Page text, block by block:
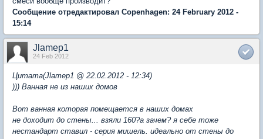
Сообщение отредактировал Copenhagen: 24 February 2012 -
15:14
Jlamep1
24 Feb 2012
Цитата(Jlamep1 @ 22.02.2012 - 12:34)
))) Ванная не из наших домов
Вот ванная которая помещается в наших домах
не доходит до стены... взяли 160?а зачем? я себе тоже
нестандарт ставил - серия мишель. идеально от стены до